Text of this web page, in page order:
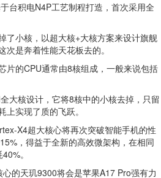
积电N4P工艺制程打造，首次采用全
小核，以超大核+大核方案来设计旗舰
是奔着性能天花板去的。
的CPU通常由8核组成，一般来说包括
核设计，它将8核中的小核去掉，只留
实现了质的飞跃。
X4超大核心将再次突破智能手机的性
，得益于全新的高效微架构，在相同
。
的天玑9300将会是苹果A17 Pro强有力